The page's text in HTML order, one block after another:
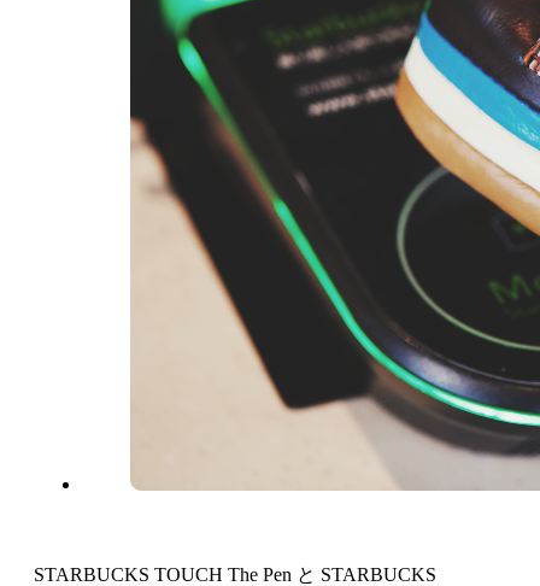
STARBUCKS TOUCH The Pen と STARBUCKS